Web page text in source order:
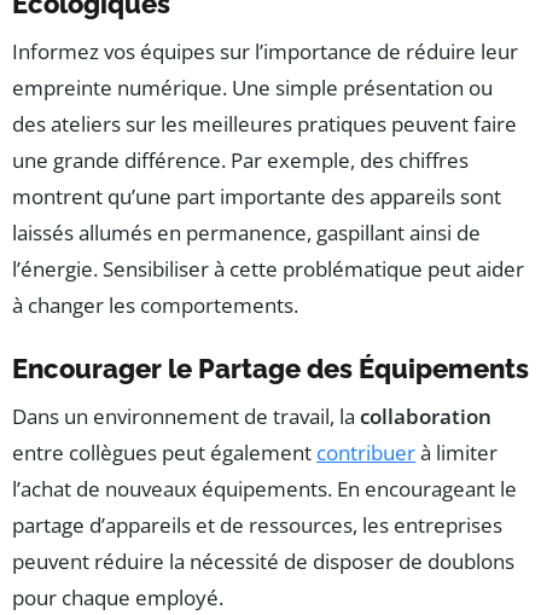
Informez vos équipes sur l’importance de réduire leur
empreinte numérique. Une simple présentation ou
des ateliers sur les meilleures pratiques peuvent faire
une grande différence. Par exemple, des chiffres
montrent qu’une part importante des appareils sont
laissés allumés en permanence, gaspillant ainsi de
l’énergie. Sensibiliser à cette problématique peut aider
à changer les comportements.
Encourager le Partage des Équipements
Dans un environnement de travail, la collaboration
entre collègues peut également contribuerà limiter
l’achat de nouveaux équipements. En encourageant le
partage d’appareils et de ressources, les entreprises
peuvent réduire la nécessité de disposer de doublons
pour chaque employé.